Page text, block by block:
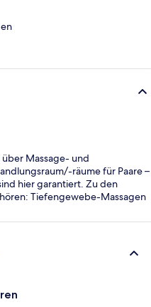
Massage- und
räume für Paare –
hier garantiert. Zu den
Tiefengewebe-Massagen